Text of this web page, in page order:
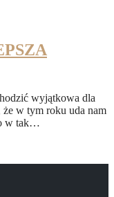
wyjątkowa dla
że w tym roku uda nam
w tak…